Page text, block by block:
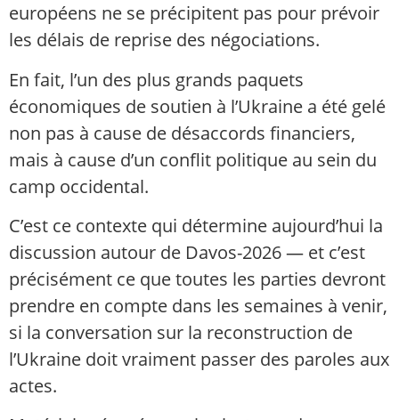
européens ne se précipitent pas pour prévoir
les délais de reprise des négociations.
En fait, l’un des plus grands paquets
économiques de soutien à l’Ukraine a été gelé
non pas à cause de désaccords financiers,
mais à cause d’un conflit politique au sein du
camp occidental.
C’est ce contexte qui détermine aujourd’hui la
discussion autour de Davos-2026 — et c’est
précisément ce que toutes les parties devront
prendre en compte dans les semaines à venir,
si la conversation sur la reconstruction de
l’Ukraine doit vraiment passer des paroles aux
actes.